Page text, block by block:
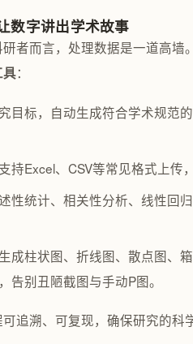
数字讲出学术故事
者而言，处理数据是一道高墙
具：
目标，自动生成符合学术规范
持Excel、CSV等常见格式上传
性统计、相关性分析、线性回
成柱状图、折线图、散点图、
告别丑陋截图与手动P图。
追溯、可复现，确保研究的科